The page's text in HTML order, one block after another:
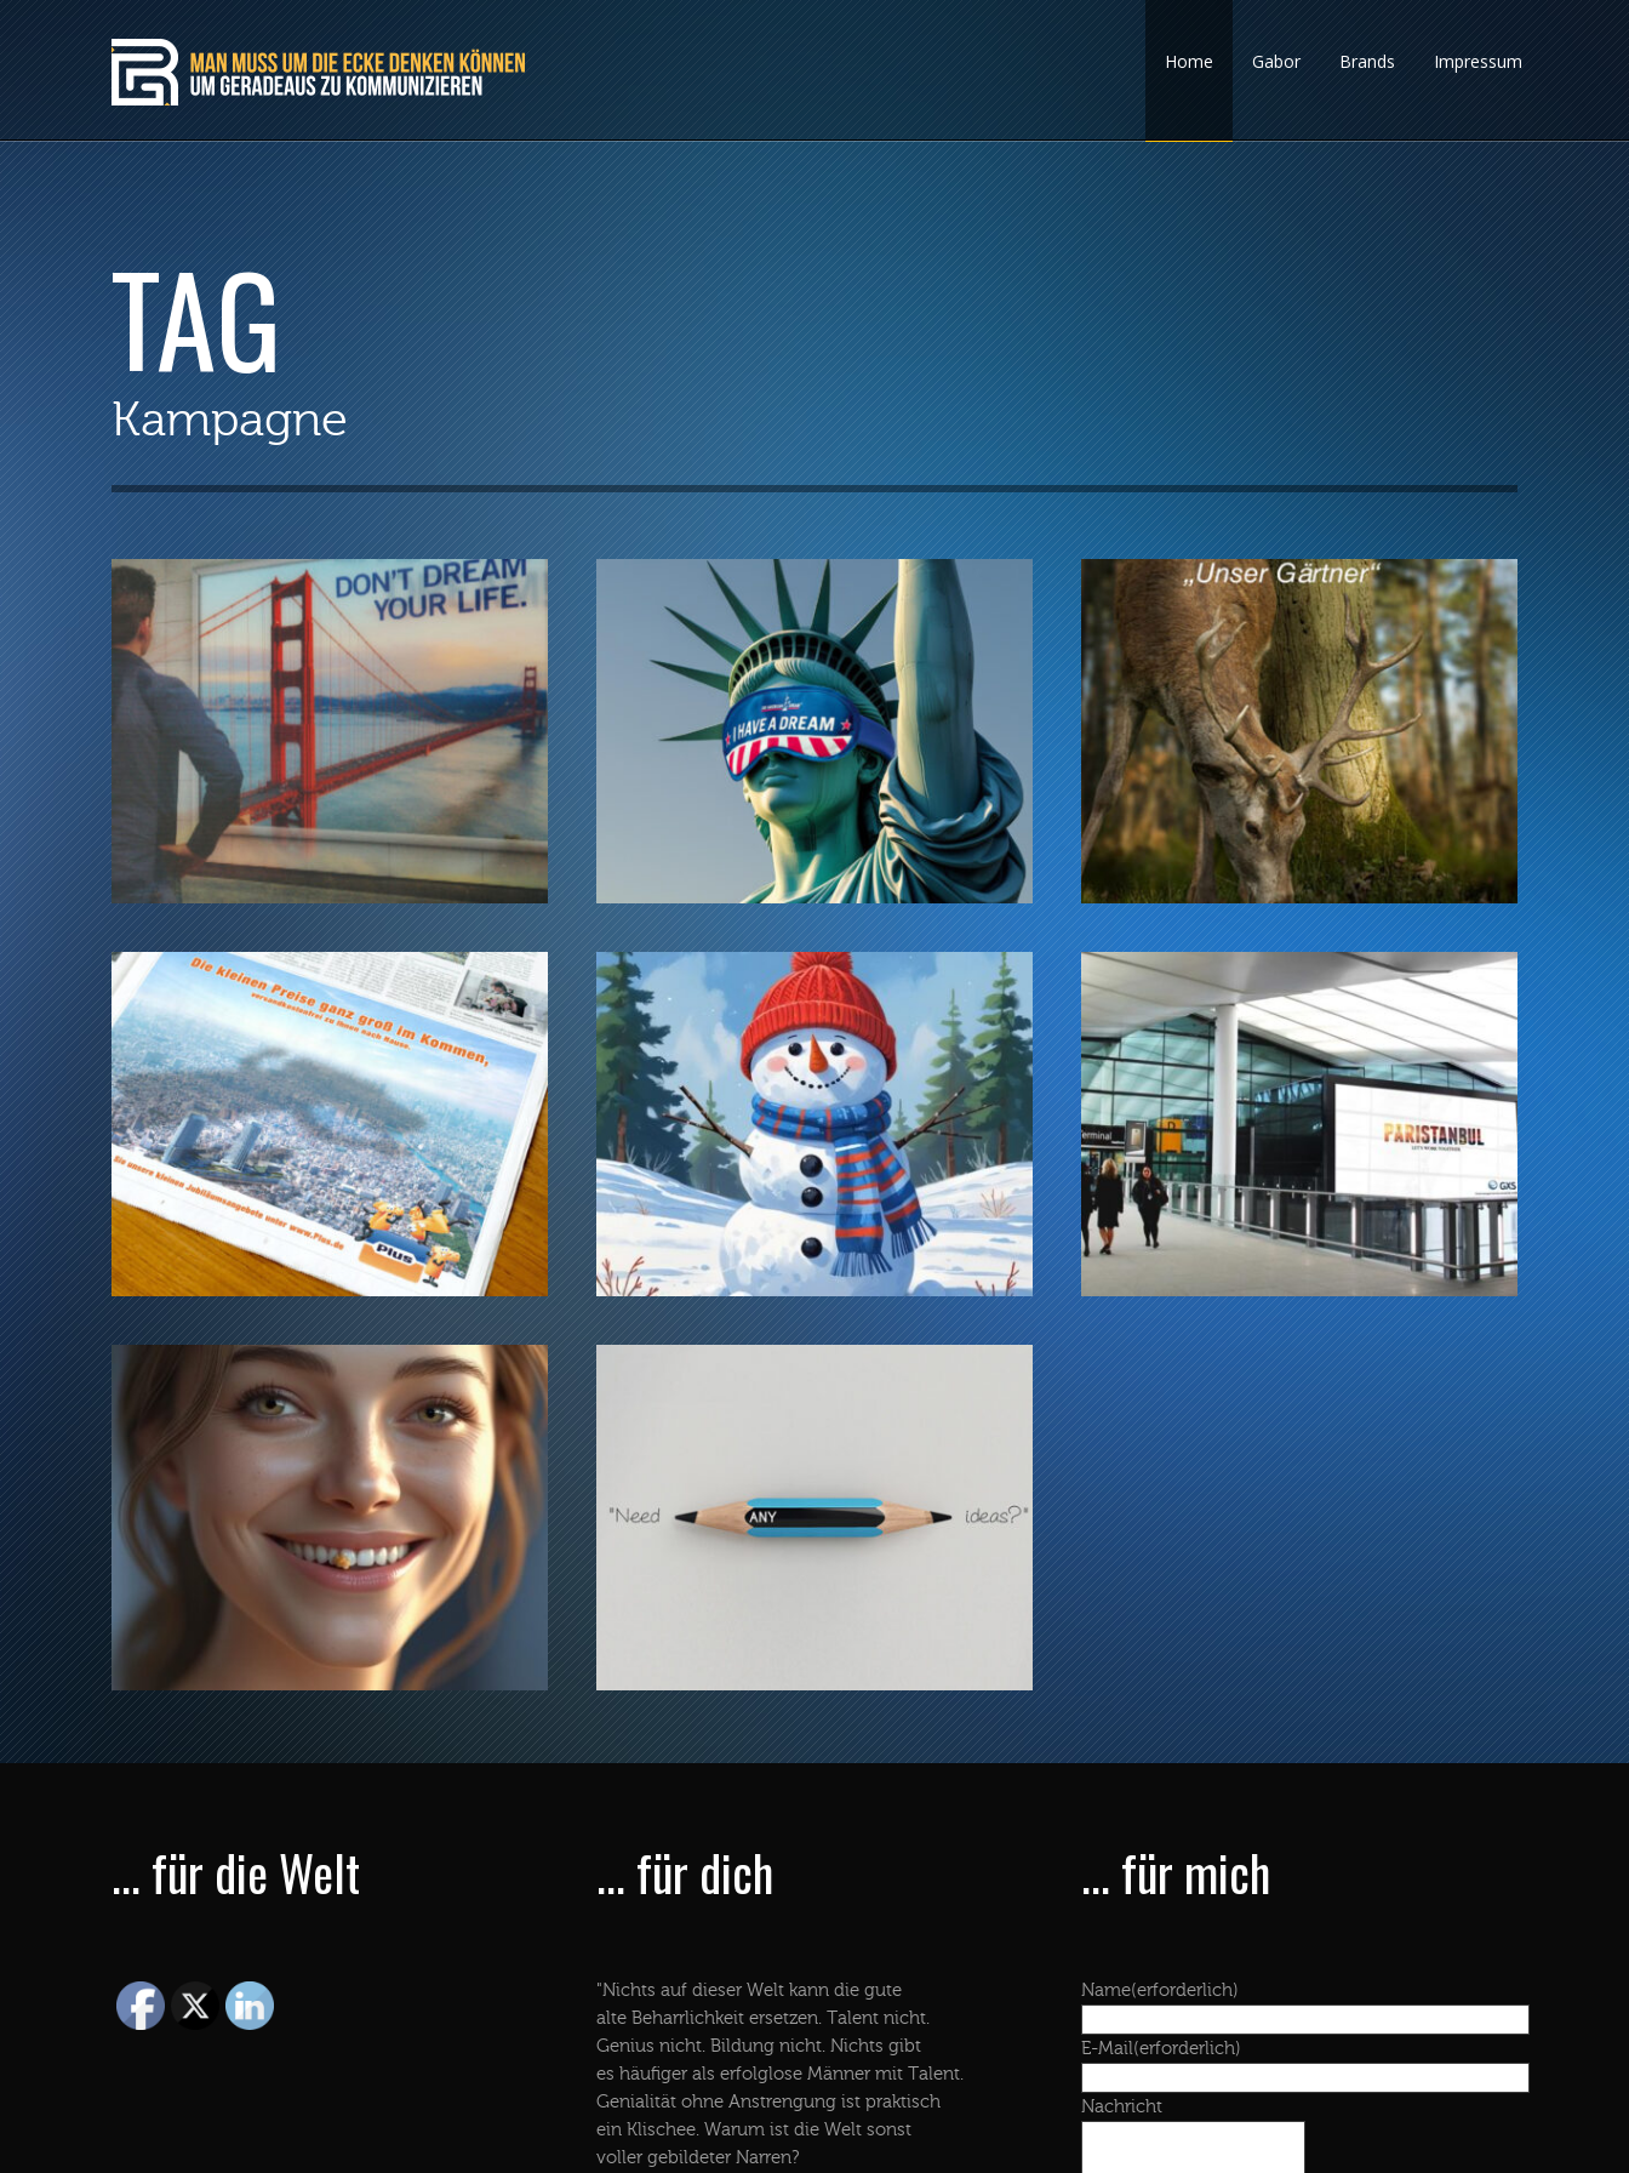
Home Gabor Brands Impressum
TAG
Kampagne
... für die Welt ... für dich
"Nichts auf dieser Welt kann die gute
alte Beharrlichkeit ersetzen. Talent nicht.
Genius nicht. Bildung nicht. Nichts gibt
es häufiger als erfolglose Männer mit Talent.
Genialität ohne Anstrengung ist praktisch
ein Klischee. Warum ist die Welt sonst
voller gebildeter Narren?
... für mich
Name(erforderlich)
E-Mail(erforderlich)
Nachricht